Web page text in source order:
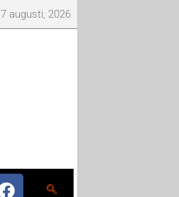
7 augusti, 2026